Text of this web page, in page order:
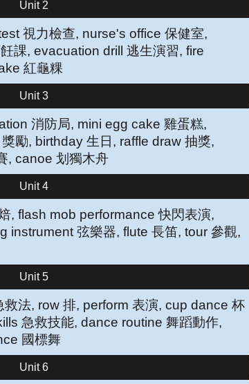
Unit 2
視力檢查, nurse's office 保健室,
課, evacuation drill 逃生演習, fire
紅龜粿
Unit 3
消防局, mini egg cake 雞蛋糕,
勵, birthday 生日, raffle draw 抽獎,
, canoe 划獨木舟
Unit 4
, flash mob performance 快閃表演,
instrument 弦樂器, flute 長笛, tour 參觀,
Unit 5
法, row 排, perform 表演, cup dance 杯
急救技能, dance routine 舞蹈動作,
國標舞
Unit 6